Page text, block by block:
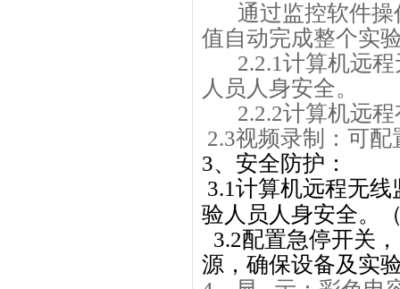
通过监控软件
值自动完成整个实
2.2.1计算机远
人员人身安全。
2.2.2计算机远程
2.3视频录制：可
3、安全防护：
3.1计算机远程无线
验人员人身安全。
3.2配置急停开关
源，确保设备及实